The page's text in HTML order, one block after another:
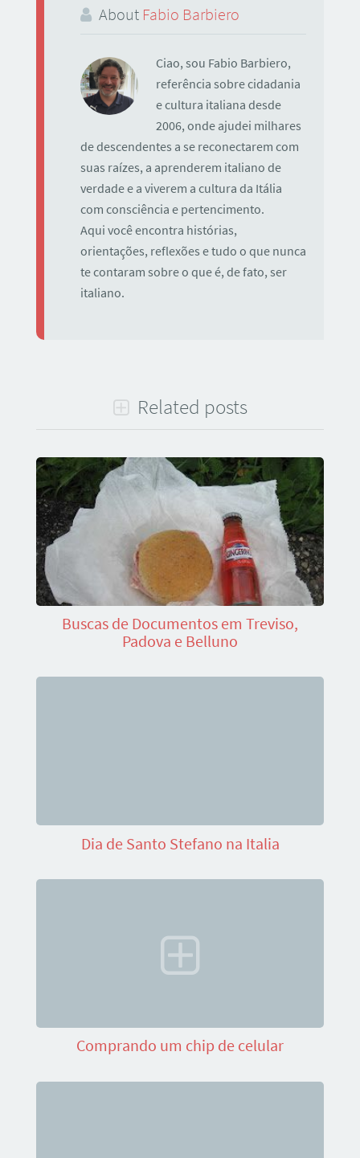
About Fabio Barbiero
Ciao, sou Fabio Barbiero,
referência sobre cidadania
e cultura italiana desde
2006, onde ajudei milhares
de descendentes a se reconectarem com
suas raízes, a aprenderem italiano de
verdade e a viverem a cultura da Itália
com consciência e pertencimento.
Aqui você encontra histórias,
orientações, reflexões e tudo o que nunca
te contaram sobre o que é, de fato, ser
italiano.
Related posts
Buscas de Documentos em Treviso,
Padova e Belluno
Dia de Santo Stefano na Italia
Comprando um chip de celular